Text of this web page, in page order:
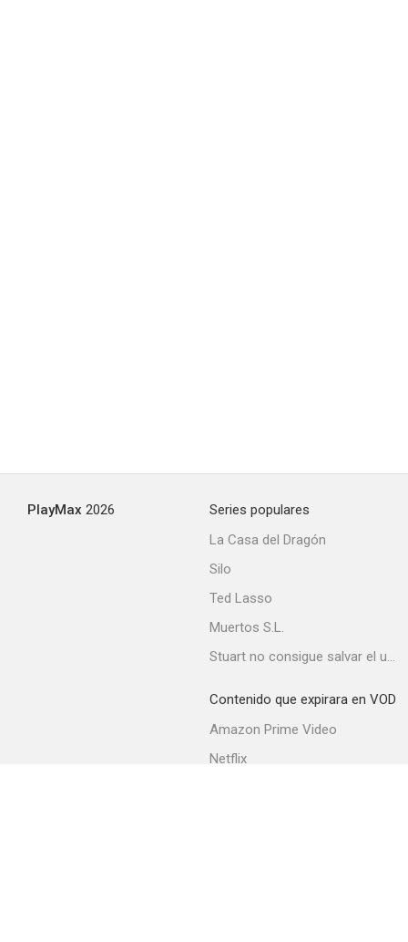
PlayMax 2026
Series populares
La Casa del Dragón
Silo
Ted Lasso
Muertos S.L.
Stuart no consigue salvar el universo
Contenido que expirara en VOD
Amazon Prime Video
Netflix